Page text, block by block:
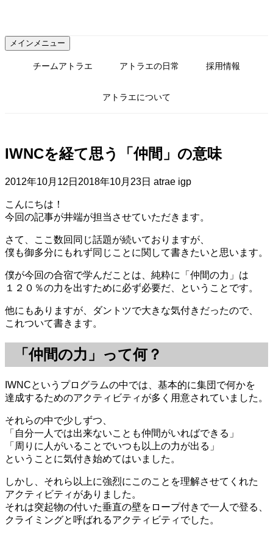
テ
ン
メインメニュー
チームアトラエ アトラエの日常 採用情報
アトラエについて
IWNCを経て思う「仲間」の意味
2012年10月12日 2018年10月23日 atrae igp
こんにちは！
今回の記事が井端が担当させていただきます。
さて、ここ数回同じ話題が続いておりますが、
僕も御多分にもれず同じことに関して書きたいと思います。
僕が今回の合宿で学んだことは、純粋に「仲間の力」は
１２０％の力を出すために必ず必要だ、ということです。
他にもありますが、ダントツで大きな気付きだったので、
これついて書きます。
「仲間の力」って何？
IWNCというプログラムの中では、基本的に集団で何かを
達成するためのアクティビティが多く用意されていました。
それらの中で少しずつ、
「自分一人では出来ないことも仲間がいればできる」
「周りに人がいることでいつも以上の力が出る」
ということに気付き始めてはいました。
しかし、それら以上に強烈にこのことを理解させてくれた
アクティビティがありました。
それは突起物の付いた垂直の壁をロープ付きで一人で登る、
クライミングと呼ばれるアクティビティでした。